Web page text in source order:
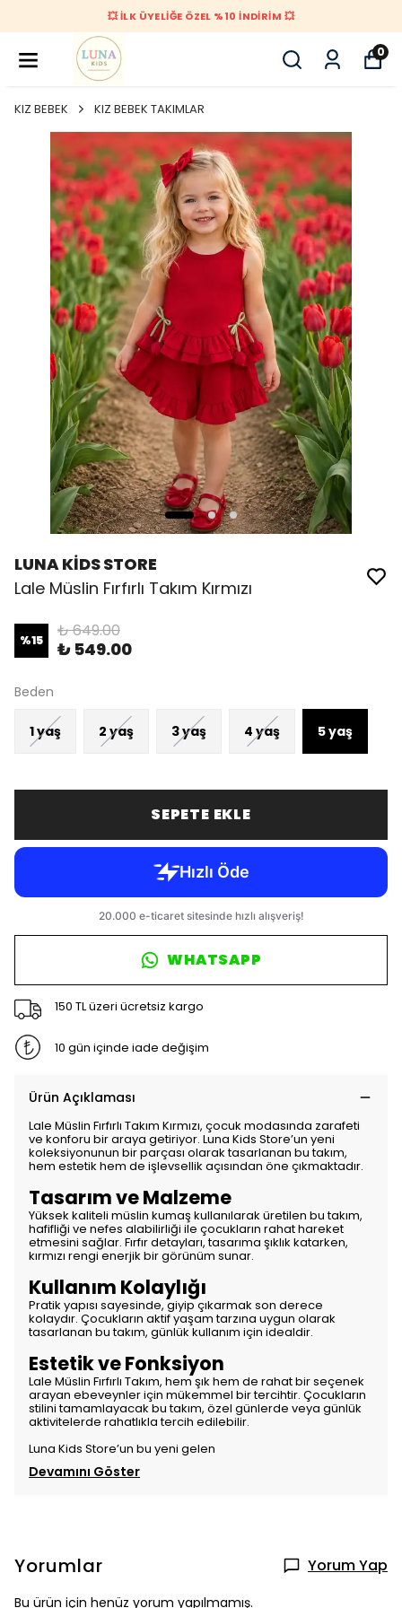
💥 İLK ÜYELİĞE ÖZEL %10 İNDİRİM 💥
0
KIZ BEBEK KIZ BEBEK TAKIMLAR
LUNA KİDS STORE
Lale Müslin Fırfırlı Takım Kırmızı
%15 ₺ 649.00
₺ 549.00
Beden
1 yaş 2 yaş 3 yaş 4 yaş 5 yaş
SEPETE EKLE
WHATSAPP
150 TL üzeri ücretsiz kargo
10 gün içinde iade değişim
Ürün Açıklaması
Lale Müslin Fırfırlı Takım Kırmızı, çocuk modasında zarafeti
ve konforu bir araya getiriyor. Luna Kids Store’un yeni
koleksiyonunun bir parçası olarak tasarlanan bu takım,
hem estetik hem de işlevsellik açısından öne çıkmaktadır.
Tasarım ve Malzeme
Yüksek kaliteli müslin kumaş kullanılarak üretilen bu takım,
hafifliği ve nefes alabilirliği ile çocukların rahat hareket
etmesini sağlar. Fırfır detayları, tasarıma şıklık katarken,
kırmızı rengi enerjik bir görünüm sunar.
Kullanım Kolaylığı
Pratik yapısı sayesinde, giyip çıkarmak son derece
kolaydır. Çocukların aktif yaşam tarzına uygun olarak
tasarlanan bu takım, günlük kullanım için idealdir.
Estetik ve Fonksiyon
Lale Müslin Fırfırlı Takım, hem şık hem de rahat bir seçenek
arayan ebeveynler için mükemmel bir tercihtir. Çocukların
stilini tamamlayacak bu takım, özel günlerde veya günlük
aktivitelerde rahatlıkla tercih edilebilir.
Luna Kids Store’un bu yeni gelen
Devamını Göster
Yorumlar Yorum Yap
Bu ürün için henüz yorum yapılmamış.